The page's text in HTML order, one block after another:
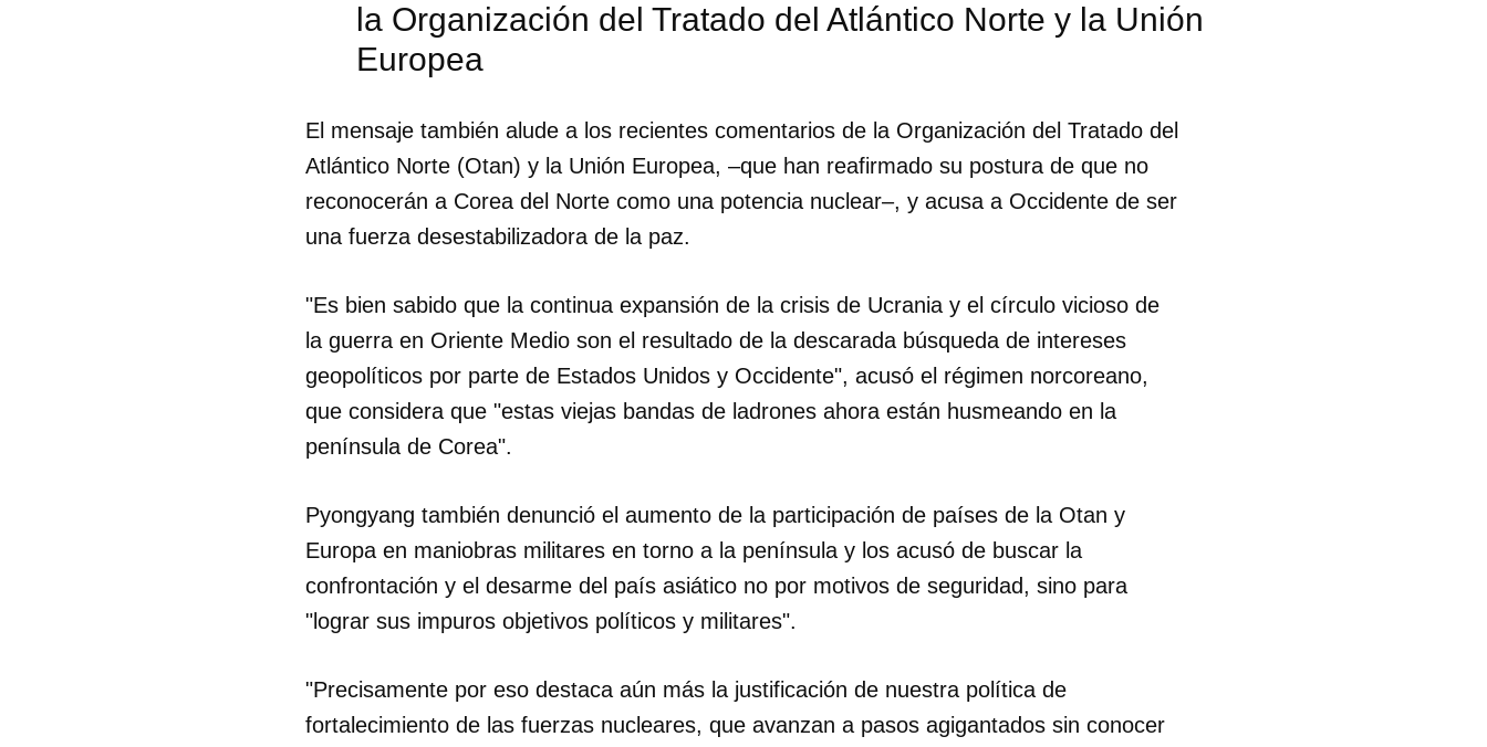
Guardar como favorito
Para poder guardar como favorito, primero has de iniciar sesión con tu
INICIAR SESIÓN CANCELAR
la Organización del Tratado del Atlántico Norte y la Unión
Europea
El mensaje también alude a los recientes comentarios de la Organización del Tratado del
Atlántico Norte (Otan) y la Unión Europea, –que han reafirmado su postura de que no
reconocerán a Corea del Norte como una potencia nuclear–, y acusa a Occidente de ser
una fuerza desestabilizadora de la paz.
"Es bien sabido que la continua expansión de la crisis de Ucrania y el círculo vicioso de
la guerra en Oriente Medio son el resultado de la descarada búsqueda de intereses
geopolíticos por parte de Estados Unidos y Occidente", acusó el régimen norcoreano,
que considera que "estas viejas bandas de ladrones ahora están husmeando en la
península de Corea".
Pyongyang también denunció el aumento de la participación de países de la Otan y
Europa en maniobras militares en torno a la península y los acusó de buscar la
confrontación y el desarme del país asiático no por motivos de seguridad, sino para
"lograr sus impuros objetivos políticos y militares".
"Precisamente por eso destaca aún más la justificación de nuestra política de
fortalecimiento de las fuerzas nucleares, que avanzan a pasos agigantados sin conocer